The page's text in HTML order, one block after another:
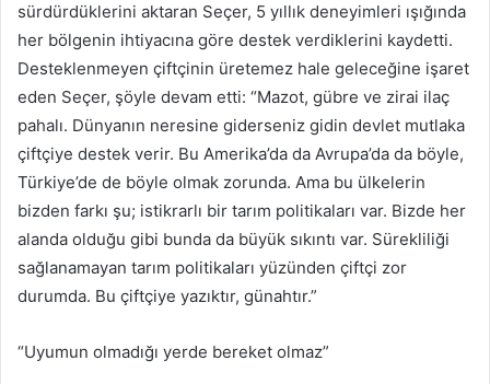
sürdürdüklerini aktaran Seçer, 5 yıllık deneyimleri ışığında
her bölgenin ihtiyacına göre destek verdiklerini kaydetti.
Desteklenmeyen çiftçinin üretemez hale geleceğine işaret
eden Seçer, şöyle devam etti: “Mazot, gübre ve zirai ilaç
pahalı. Dünyanın neresine giderseniz gidin devlet mutlaka
çiftçiye destek verir. Bu Amerika’da da Avrupa’da da böyle,
Türkiye’de de böyle olmak zorunda. Ama bu ülkelerin
bizden farkı şu; istikrarlı bir tarım politikaları var. Bizde her
alanda olduğu gibi bunda da büyük sıkıntı var. Sürekliliği
sağlanamayan tarım politikaları yüzünden çiftçi zor
durumda. Bu çiftçiye yazıktır, günahtır.”
“Uyumun olmadığı yerde bereket olmaz”